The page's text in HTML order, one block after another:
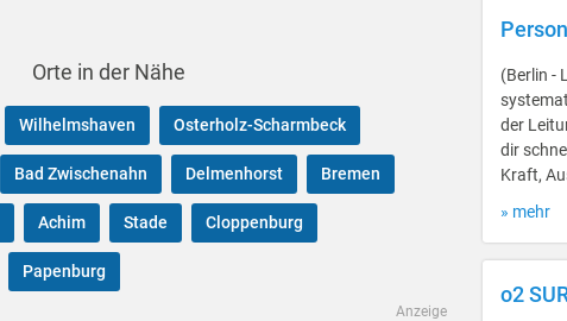
Orte in der Nähe
Wilhelmshaven Osterholz-Scharmbeck
Bad Zwischenahn Delmenhorst Bremen
Achim Stade Cloppenburg
Papenburg
Anzeige
(Berlin -
der
dir
Kraft,
» mehr
o2